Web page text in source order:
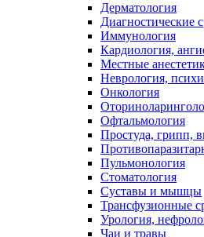
Дерматология
Диагностические
Иммунология
Кардиология,
Местные
Неврология,
Онкология
Офтальмология
Простуда, грипп,
Пульмонология
Стоматология
Суставы и мышцы
Трансфузионные
Урология,
Чаи и травы